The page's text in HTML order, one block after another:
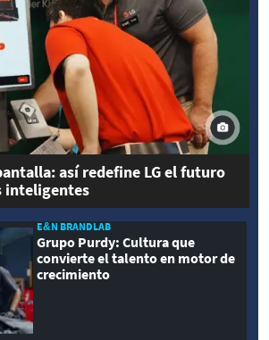
así redefine LG el futuro
inteligentes
E&N BRANDLAB
Grupo Purdy: Cultura que
convierte el talento en motor de
crecimiento